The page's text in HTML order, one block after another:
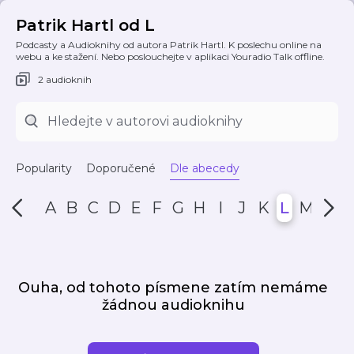
Patrik Hartl od L
Podcasty a Audioknihy od autora Patrik Hartl. K poslechu online na
webu a ke stažení. Nebo poslouchejte v aplikaci Youradio Talk offline.
2 audioknih
Popularity Doporučené Dle abecedy
A B C D E F G H I J K L M N
Ouha, od tohoto písmene zatím nemáme
žádnou audioknihu